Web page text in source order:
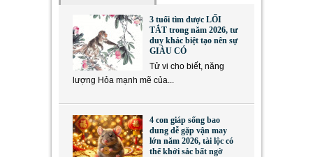
3 tuổi tìm được LỐI
TẮT trong năm 2026, tư
duy khác biệt tạo nên sự
GIÀU CÓ
Tử vi cho biết, năng
lượng Hỏa mạnh mẽ của...
4 con giáp sống bao
dung dễ gặp vận may
lớn năm 2026, tài lộc có
thể khởi sắc bất ngờ